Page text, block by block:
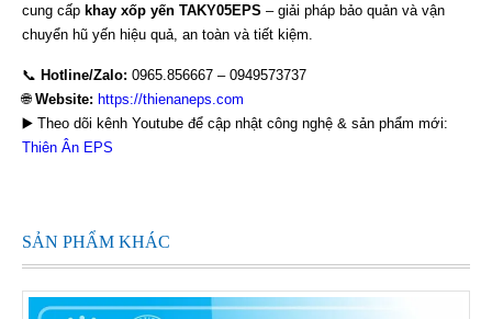
cung cấp khay xốp yến TAKY05EPS – giải pháp bảo quản và vận
chuyển hũ yến hiệu quả, an toàn và tiết kiệm.
📞 Hotline/Zalo: 0965.856667 – 0949573737
🌐 Website: https://thienaneps.com
▶️ Theo dõi kênh Youtube để cập nhật công nghệ & sản phẩm mới:
Thiên Ân EPS
SẢN PHẨM KHÁC